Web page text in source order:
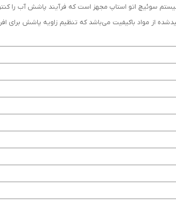
سوئیچ اتو استاپ مجهز است که فرآیند پاشش آب را
از مواد باکیفیت می‌باشد که تنظیم زاویه پاشش برای